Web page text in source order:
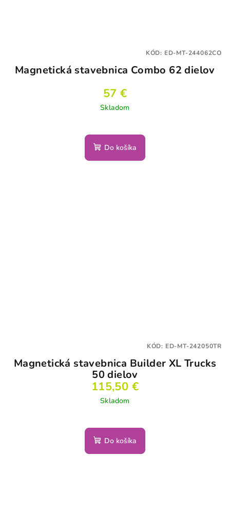
Magnetická stavebnica Combo 62 dielov
57 €
Skladom
Do košíka
KÓD: ED-MT-244062CO
Magnetická stavebnica Builder XL Trucks
50 dielov
115,50 €
Skladom
Do košíka
KÓD: ED-MT-242050TR